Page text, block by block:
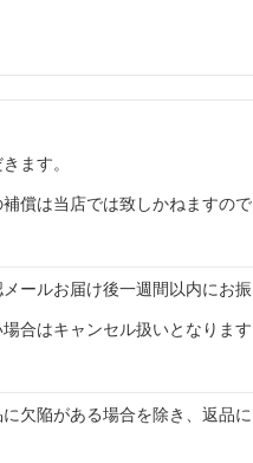
ます。
償は当店では致しかねますので
ールお届け後一週間以内にお振
合はキャンセル扱いとなります
欠陥がある場合を除き、返品に